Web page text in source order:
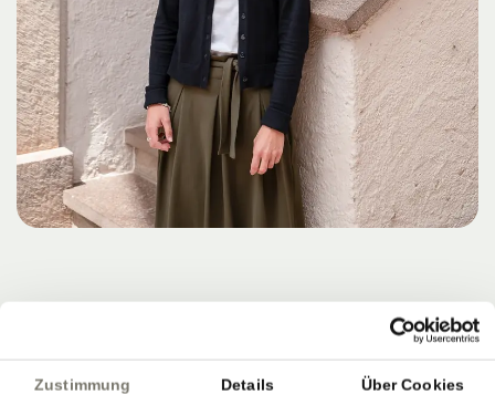
Zustimmung Details Über Cookies